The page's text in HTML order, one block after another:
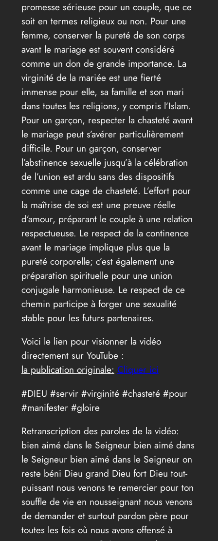
promesse sérieuse pour un couple, que ce
soit en termes religieux ou non. Pour une
femme, conserver la pureté de son corps
avant le mariage est souvent considéré
comme un don de grande importance. La
virginité de la mariée est une fierté
immense pour elle, sa famille et son mari
dans toutes les religions, y compris l’Islam.
Pour un garçon, respecter la chasteté avant
le mariage peut s’avérer particulièrement
difficile. Pour un garçon, conserver
l’abstinence sexuelle jusqu’à la célébration
de l’union est ardu sans des dispositifs
comme une cage de chasteté. L’effort pour
la maîtrise de soi est une preuve réelle
d’amour, préparant le couple à une relation
respectueuse. Le respect de la continence
avant le mariage implique plus que la
pureté corporelle; c’est également une
préparation spirituelle pour une union
conjugale harmonieuse. Le respect de ce
chemin participe à forger une sexualité
stable pour les futurs partenaires.
Voici le lien pour visionner la vidéo
directement sur YouTube :
la publication originale: Cliquer ici
#DIEU #servir #virginité #chasteté #pour
#manifester #gloire
Retranscription des paroles de la vidéo:
bien aimé dans le Seigneur bien aimé dans
le Seigneur bien aimé dans le Seigneur on
reste béni Dieu grand Dieu fort Dieu tout-
puissant nous venons te remercier pour ton
souffle de vie en nousseignant nous venons
de demander et surtout pardon père pour
toutes les fois où nous avons offensé à